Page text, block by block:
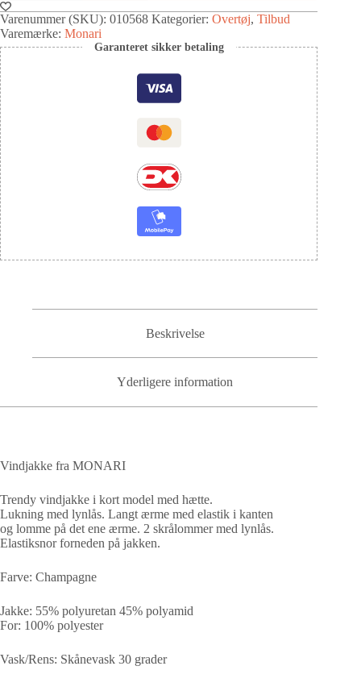
Varenummer (SKU): 010568 Kategorier: Overtøj, Tilbud
Varemærke: Monari
Garanteret sikker betaling
Beskrivelse
Yderligere information
Vindjakke fra MONARI
Trendy vindjakke i kort model med hætte.
Lukning med lynlås. Langt ærme med elastik i kanten
og lomme på det ene ærme. 2 skrålommer med lynlås.
Elastiksnor forneden på jakken.
Farve: Champagne
Jakke: 55% polyuretan 45% polyamid
For: 100% polyester
Vask/Rens: Skånevask 30 grader